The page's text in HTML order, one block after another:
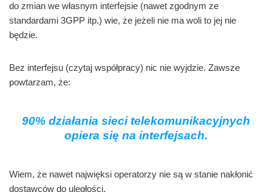
do zmian we własnym interfejsie (nawet zgodnym ze
standardami 3GPP itp.) wie, że jeżeli nie ma woli to jej nie
będzie.
Bez interfejsu (czytaj współpracy) nic nie wyjdzie. Zawsze
powtarzam, że:
90% działania sieci telekomunikacyjnych
opiera się na interfejsach.
Wiem, że nawet najwięksi operatorzy nie są w stanie nakłonić
dostawców do uległości.